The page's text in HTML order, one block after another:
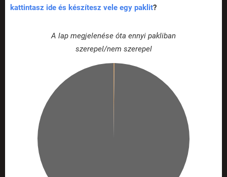
kattintasz ide és készítesz vele egy paklit?
A lap megjelenése óta ennyi pakliban
szerepel/nem szerepel